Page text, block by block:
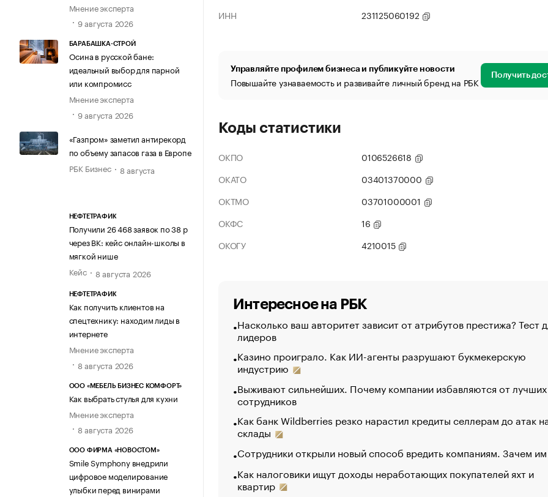
Мнение эксперта
9 августа 2026
БАРАБАШКА-СТРОЙ
Осина в русской бане:
идеальный выбор для парной
или компромисс
Мнение эксперта
9 августа 2026
«Газпром» заметил антирекорд
по объему запасов газа в Европе
РБК Бизнес
8 августа
НЕФТЕТРАФИК
Получили 26 468 заявок по 38 р
через ВК: кейс онлайн-школы в
мягкой нише
Кейс
8 августа 2026
НЕФТЕТРАФИК
Как получить клиентов на
спецтехнику: находим лиды в
интернете
Мнение эксперта
8 августа 2026
ООО «МЕБЕЛЬ БИЗНЕС КОМФОРТ»
Как выбрать стулья для кухни
Мнение эксперта
8 августа 2026
ООО ФИРМА «НОВОСТОМ»
Smile Symphony внедрили
цифровое моделирование
улыбки перед винирами
ИНН
231125060192
Управляйте профилем бизнеса и публикуйте новости
Повышайте узнаваемость и развивайте личный бренд на РБК Получить
Коды статистики
ОКПО
0106526618
ОКАТО
03401370000
ОКТМО
03701000001
ОКФС
16
ОКОГУ
4210015
Интересное на РБК
Насколько ваш авторитет зависит от атрибутов престижа? Тест
лидеров
Казино проиграло. Как ИИ-агенты разрушают букмекерскую
индустрию
Выживают сильнейших. Почему компании избавляются от лучших
сотрудников
Как банк Wildberries резко нарастил кредиты селлерам до атак
склады
Сотрудники открыли новый способ вредить компаниям. Зачем
Как налоговики ищут доходы неработающих покупателей яхт и
квартир